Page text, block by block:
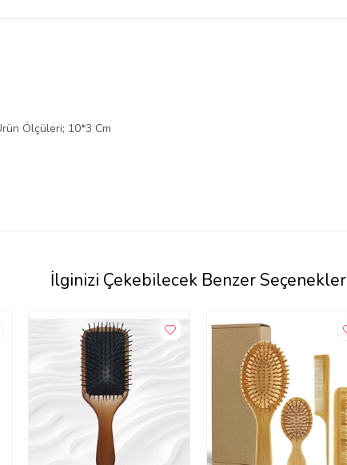
Ölçüleri; 10*3 Cm
İlginizi Çekebilecek Benzer Seçenekler